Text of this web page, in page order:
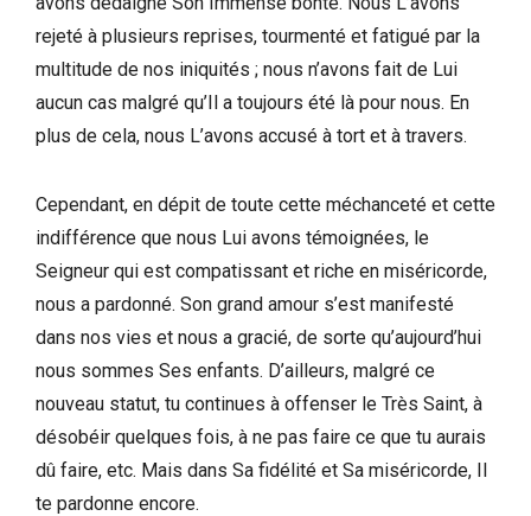
rejeté à plusieurs reprises, tourmenté et fatigué par la
multitude de nos iniquités ; nous n’avons fait de Lui
aucun cas malgré qu’Il a toujours été là pour nous. En
plus de cela, nous L’avons accusé à tort et à travers.
Cependant, en dépit de toute cette méchanceté et cette
indifférence que nous Lui avons témoignées, le
Seigneur qui est compatissant et riche en miséricorde,
nous a pardonné. Son grand amour s’est manifesté
dans nos vies et nous a gracié, de sorte qu’aujourd’hui
nous sommes Ses enfants. D’ailleurs, malgré ce
nouveau statut, tu continues à offenser le Très Saint, à
désobéir quelques fois, à ne pas faire ce que tu aurais
dû faire, etc. Mais dans Sa fidélité et Sa miséricorde, Il
te pardonne encore.